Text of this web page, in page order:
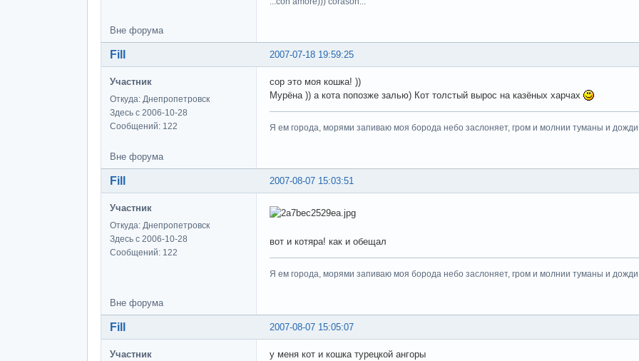
Вне форума
2007-07-18 19:59:25
Fill
Участник
Откуда: Днепропетровск
Здесь с 2006-10-28
Сообщений: 122
сор это моя кошка! ))
Мурёна )) а кота попозже залью) Кот толстый вырос на казёных харчах
Я ем города, морями запиваю моя борода небо заслоняет, гром и молнии туманы и
Вне форума
2007-08-07 15:03:51
Fill
Участник
Откуда: Днепропетровск
Здесь с 2006-10-28
Сообщений: 122
вот и котяра! как и обещал
Я ем города, морями запиваю моя борода небо заслоняет, гром и молнии туманы и
Вне форума
2007-08-07 15:05:07
Fill
Участник
у меня кот и кошка турецкой ангоры